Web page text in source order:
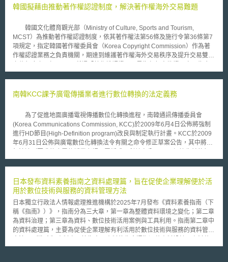
屬有效，而高階主管被定義為「年收入超過 151,164 美元（約新臺幣
企業重大決策權的職位。 （2）允許出於善意收購企業的雙方簽訂競業禁止
契約。 （3）因FTC對於某些產業無監管權，因此該等產業不適用於禁止簽
訂競業禁止契約的最終規定，如非營利組織、銀行、保險公司以及航空公
司。 FTC指出最終規定於美國聯邦公報上公布120天（約4個月）後生效，
並要求現已簽訂競業禁止契約之雇主負有通知義務，雇主須透過數位（電子
約即將失效。 但美國商會（U.S. Chamber of Commerce）已聲明表示該最
關注。 為因應FTC大範圍禁止簽訂競業禁止契約之法制方向，建議公司可參
向的既有管理作法，如人員面、內容面等，以落實對於營業秘密的保護。 1.
關於文件的管理建議 先盤點紙本及數位機密文件；再設定文件之接觸權
限。 2.關於人員的管理建議 留意人員的智財教育訓練；人員的保密或智財
權歸屬契約，確保契約約定已納入公司想保護的機密資訊，比如客戶或供應
商名單及聯絡資訊、產品規格、製程等；以及離職管理。 本文同步刊登於
TIPS網站（https://www.tips.org.tw）。
韓國擬藉由推動著作權認證制度，解決著作權海外交易難題
韓國文化體育觀光部（Ministry of Culture, Sports and Tourism,
MCST）為推動著作權認證制度，依其著作權法第56條及施行令第36條第7
項規定，指定韓國著作權委員會（Korea Copyright Commission）作為著
作權認證業務之負責機關，期達到維護著作權海外交易秩序及提升交易雙方
法享有權利者，可透過具有公信力之第三方機關確認權利關係，並取得認證
之音樂、電影、電視劇等內容為第一階段著作權認證對象，並提供免手續費
授權之個人或企業等），應提出認證申請書和客觀上可確認其本身擁有權利
事實之證明資料（如權利變動或授權相關契約等），向韓國著作權委員會申
請，該委員會須於15天內進行審查，確認權利後即發予申請人認證書。
韓國著作權委員會相關人士表示，韓國著作權委員會此次被指定為著作
權認證機關之目的，係因韓流文化擴散，帶動韓國內容產業進入國際市場，
爭執點，故擬透過推動著作權認證制度，克服外國人利用韓國著作過程中，
權利關係所給予具公信力之認證書，確保著作權交易秩序之穩定與信賴。
韓國著作權認證制度目的在於：協助韓國企業得以在海外順利進行著作
權交易，以活絡著作權交易流通。反觀我國並無著作權相關認證制度，加上
著作權並非採登記對抗主義，為降低海外著作權交易可能衍生之紛爭，未來
或可借鏡韓國作法，推動一套符合我國產業環境之著作權認證機制。
南韓KCC課予廣電傳播業者進行數位轉換的法定義務
為了促進地面廣播電視傳播數位化轉換進程，南韓通訊傳播委員會
(Korea Communications Commission, KCC)於2009年6月4日公佈將強制
進行HD節目(High-Definition program)改良與制定執行計畫。KCC於2009
年6月31日公佈與廣電數位化轉換法令有關之命令修正草案公告，其中將對
廣電數位化轉換法令之經驗，KCC提出了相關修正草案。該草案將課予廣電
廣電數位化能順利在2012年年底完成。此外，業者必須提出每年的執行計
畫報告與公開類比播送終止、實施數位化播送的情況，否則業者將受有不利
益之行政處分，例如基地台許可執照將被廢止。 南韓於2008年2月針對
廣電類比訊號之關閉制定特別法，並要求在2012年12月31日全面完成廣電
傳播數位化。如今為了確保數位化進程可如期完成，強制廣電傳播業者進行
相關數位化工作，整體效益有待觀察。
日本發布資料素養指南之資料處理篇，旨在促使企業理解便於活
用於數位技術與服務的資料管理方法
日本獨立行政法人情報處理推進機構於2025年7月發布《資料素養指南（下
稱《指南》）》，指南分為三大章，第一章為整體資料環境之變化；第二章
為資料治理；第三章為資料、數位技術活用案例與工具利用。指南第二章中
的資料處理篇，主要為促使企業理解有利活用於數位技術與服務的資料管理
集、外部資料連動、資料整合、資料處理、資料提供、資料累積以及資料銷